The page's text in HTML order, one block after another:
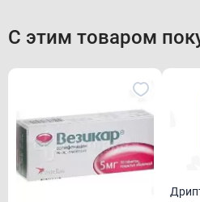
С этим товаром